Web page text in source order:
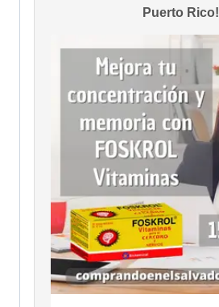
Puerto Rico!